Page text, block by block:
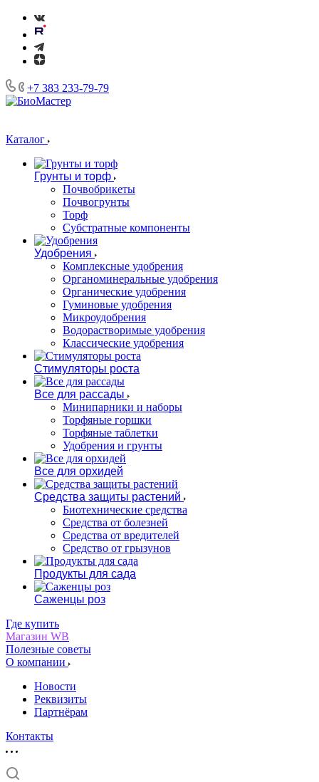
+7 383 233-79-79
Каталог
Грунты и торф
Почвобрикеты
Почвогрунты
Торф
Субстратные компоненты
Удобрения
Комплексные удобрения
Органоминеральные удобрения
Органические удобрения
Гуминовые удобрения
Микроудобрения
Водорастворимые удобрения
Классические удобрения
Стимуляторы роста
Все для рассады
Минипарники и наборы
Торфяные горшки
Торфяные таблетки
Удобрения и грунты
Все для орхидей
Средства защиты растений
Биотехнические средства
Средства от болезней
Средства от вредителей
Средство от грызунов
Продукты для сада
Саженцы роз
Где купить
Магазин WB
Полезные советы
О компании
Новости
Реквизиты
Партнёрам
Контакты